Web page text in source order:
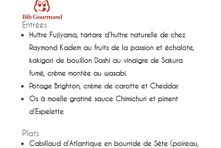
Entrées
Huître Fujiyama, tartare d’huître naturelle de chez
Raymond Kadem au fruits de la passion et échalote,
kakigori de bouillon Dashi au vinaigre de Sakura
fumé, crème montée au wasabi.
Potage Brighton, crème de carotte et Cheddar.
Os à moelle gratiné sauce Chimichuri et piment
d’Espelette
Plats
Cabillaud d’Atlantique en bourride de Sète (poireau,